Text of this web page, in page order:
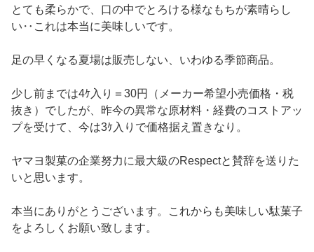
とても柔らかで、口の中でとろける様なもちが素晴らし
い‥これは本当に美味しいです。
足の早くなる夏場は販売しない、いわゆる季節商品。
少し前までは4ｹ入り＝30円（メーカー希望小売価格・税
抜き）でしたが、昨今の異常な原材料・経費のコストアッ
プを受けて、今は3ｹ入りで価格据え置きなり。
ヤマヨ製菓の企業努力に最大級のRespectと賛辞を送りた
いと思います。
本当にありがとうございます。これからも美味しい駄菓子
をよろしくお願い致します。